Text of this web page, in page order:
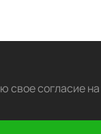
свое согласие на